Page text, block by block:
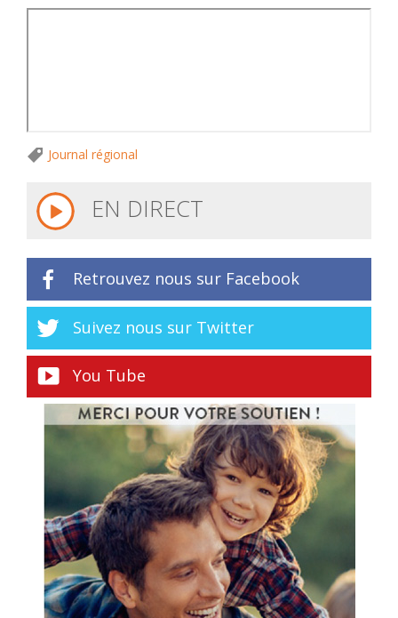
Journal régional
EN DIRECT
Retrouvez nous sur Facebook
Suivez nous sur Twitter
You Tube